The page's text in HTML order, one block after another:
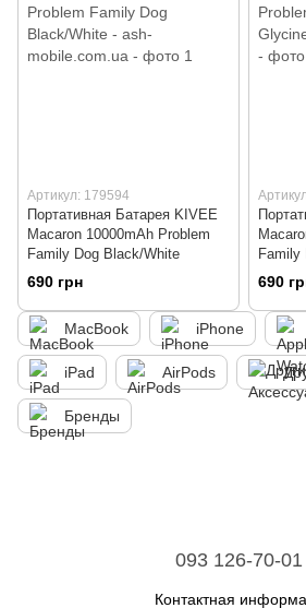
Артикул: 179594
Портативная Батарея KIVEE
Macaron 10000mAh Problem
Family Dog Black/White
690 грн
Family
690
MacBook iPhone
iPad AirPods
Бренды
093 126-70-01
Контактная